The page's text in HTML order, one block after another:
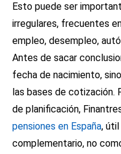
Esto puede ser
irregulares, frecuentes
empleo, desempleo,
Antes de sacar
fecha de nacimiento,
las bases de cotización.
de planificación,
pensiones en España,
complementario, no